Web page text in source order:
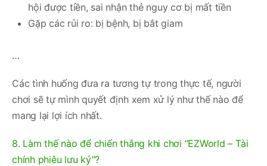
hội được tiền, sai nhận thẻ nguy cơ bị mất tiền
Gặp các rủi ro: bị bệnh, bị bắt giam
…
Các tình huống đưa ra tương tự trong thực tế, người
chơi sẽ tự mình quyết định xem xử lý như thế nào để
mang lại lợi ích nhất.
8. Làm thế nào để chiến thắng khi chơi “EZWorld – Tài
chính phiêu lưu ký”?